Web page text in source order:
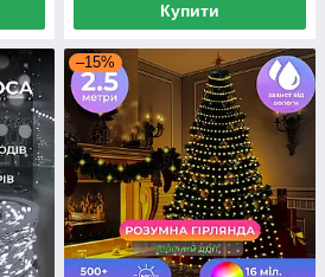
Купити
–15%